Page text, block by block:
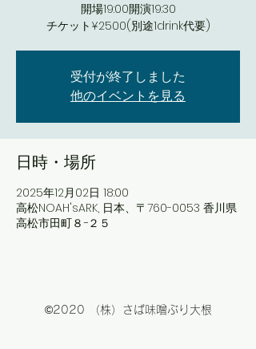
開場19:00開演19:30
チケット¥2500(別途1drink代要)
受付が終了しました
他のイベントを見る
日時・場所
2025年12月02日 18:00
​高松NOAH'sARK, 日本、〒760-0053 香川県
高松市田町８−２５
©2020 （株）さば味噌ぶり大根